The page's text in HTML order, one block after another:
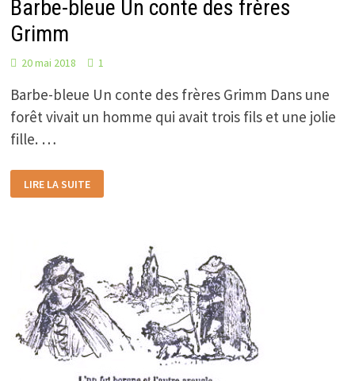
Barbe-bleue Un conte des frères
Grimm
20 mai 2018 1
Barbe-bleue Un conte des frères Grimm Dans une
forêt vivait un homme qui avait trois fils et une jolie
fille. …
BLEUE
UN
LIRE LA SUITE